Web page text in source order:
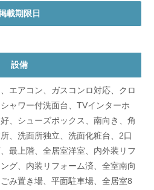
載期限日
設備
エアコン、ガスコンロ対応、クロ
ャワー付洗面台、TVインターホ
、シューズボックス、南向き、角
、洗面所独立、洗面化粧台、2口
最上階、全居室洋室、内外装リフ
グ、内装リフォーム済、全室南向
み置き場、平面駐車場、全居室8